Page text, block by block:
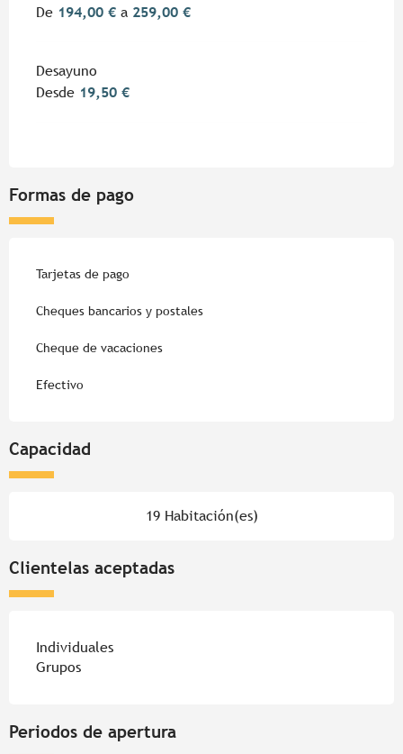
De 194,00 € a 259,00 €
Desayuno
Desde 19,50 €
Formas de pago
Tarjetas de pago
Cheques bancarios y postales
Cheque de vacaciones
Efectivo
Capacidad
19 Habitación(es)
Clientelas aceptadas
Individuales
Grupos
Periodos de apertura